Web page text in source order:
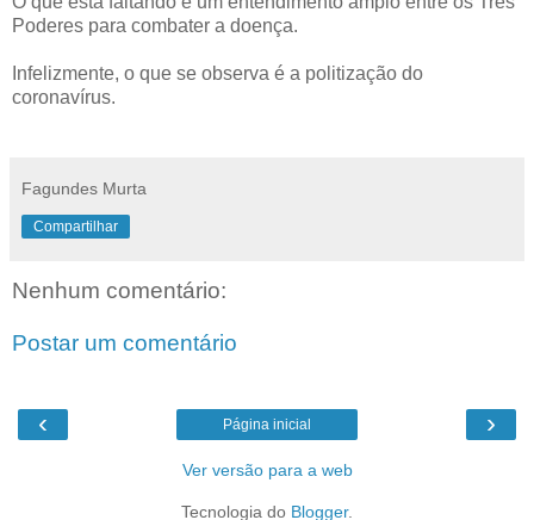
Poderes para combater a doença.
Infelizmente, o que se observa é a politização do
coronavírus.
Fagundes Murta
Compartilhar
Nenhum comentário:
Postar um comentário
‹ ›
Página inicial
Ver versão para a web
Tecnologia do Blogger.